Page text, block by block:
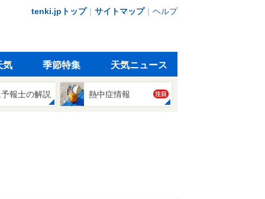
tenki.jpトップ｜ サイトマップ｜ ヘルプ
気 季節特集 天気ニュース
報士の解説 熱中症情報 注目